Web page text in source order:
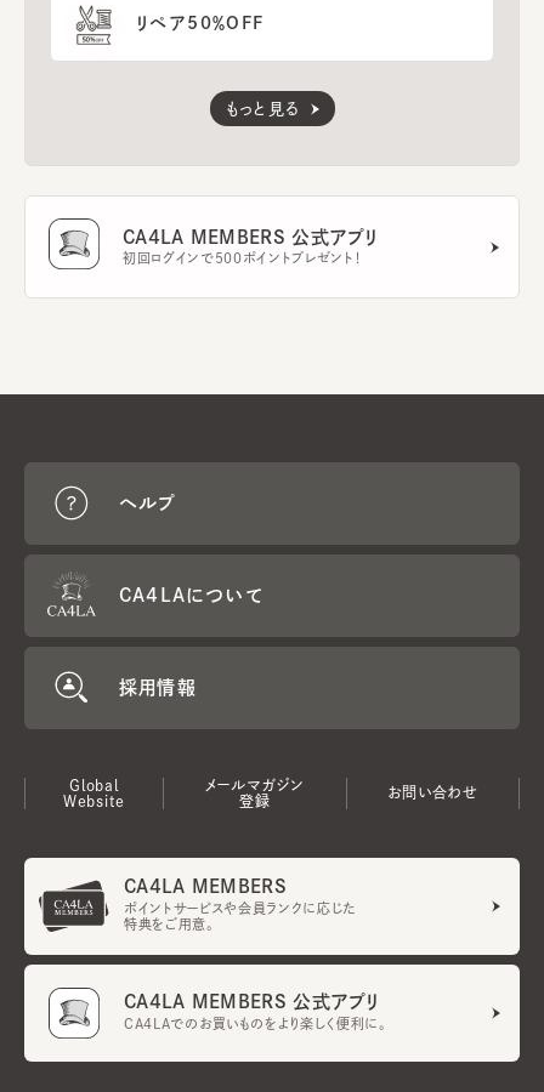
リペア50％OFF
もっと見る
CA4LA MEMBERS 公式アプリ
初回ログインで500ポイントプレゼント！
ヘルプ
CA4LAについて
採用情報
Global
Website
メールマガジン
登録
お問い合わせ
CA4LA MEMBERS
ポイントサービスや会員ランクに応じた
特典をご用意。
CA4LA MEMBERS 公式アプリ
CA4LAでのお買いものをより楽しく便利に。